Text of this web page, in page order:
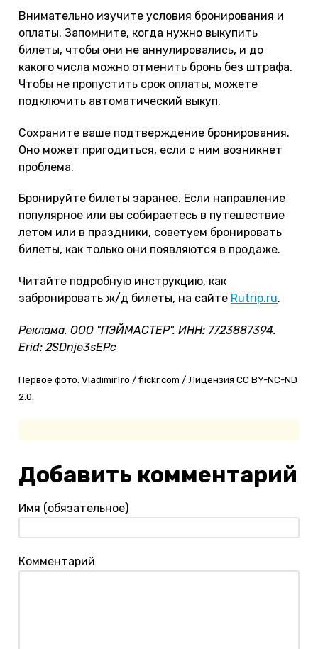
Внимательно изучите условия бронирования и
оплаты. Запомните, когда нужно выкупить
билеты, чтобы они не аннулировались, и до
какого числа можно отменить бронь без штрафа.
Чтобы не пропустить срок оплаты, можете
подключить автоматический выкуп.
Сохраните ваше подтверждение бронирования.
Оно может пригодиться, если с ним возникнет
проблема.
Бронируйте билеты заранее. Если направление
популярное или вы собираетесь в путешествие
летом или в праздники, советуем бронировать
билеты, как только они появляются в продаже.
Читайте подробную инструкцию, как
забронировать ж/д билеты, на сайте Rutrip.ru.
Реклама. ООО "ПЭЙМАСТЕР". ИНН: 7723887394.
Erid: 2SDnje3sEPc
Первое фото: VladimirTro / flickr.com / Лицензия CC BY-NC-ND
2.0.
Добавить комментарий
Имя (обязательное)
Комментарий